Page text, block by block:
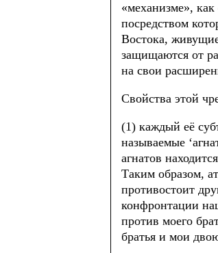
«механизме»,
посредством
Востока,
защищаются от
на свои
Свойства этой
(1) каждый её
называемые
агнатов
Таким образом,
противостоит
конфронтации
против моего
братья и мои